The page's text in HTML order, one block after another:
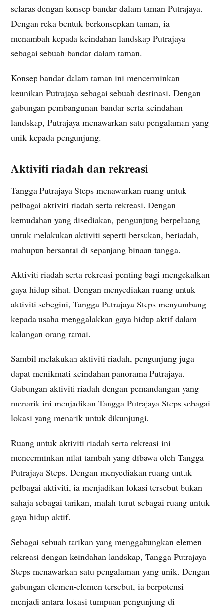
selaras dengan konsep bandar dalam taman Putrajaya.
Dengan reka bentuk berkonsepkan taman, ia
menambah kepada keindahan landskap Putrajaya
sebagai sebuah bandar dalam taman.
Konsep bandar dalam taman ini mencerminkan
keunikan Putrajaya sebagai sebuah destinasi. Dengan
gabungan pembangunan bandar serta keindahan
landskap, Putrajaya menawarkan satu pengalaman yang
unik kepada pengunjung.
Aktiviti riadah dan rekreasi
Tangga Putrajaya Steps menawarkan ruang untuk
pelbagai aktiviti riadah serta rekreasi. Dengan
kemudahan yang disediakan, pengunjung berpeluang
untuk melakukan aktiviti seperti bersukan, beriadah,
mahupun bersantai di sepanjang binaan tangga.
Aktiviti riadah serta rekreasi penting bagi mengekalkan
gaya hidup sihat. Dengan menyediakan ruang untuk
aktiviti sebegini, Tangga Putrajaya Steps menyumbang
kepada usaha menggalakkan gaya hidup aktif dalam
kalangan orang ramai.
Sambil melakukan aktiviti riadah, pengunjung juga
dapat menikmati keindahan panorama Putrajaya.
Gabungan aktiviti riadah dengan pemandangan yang
menarik ini menjadikan Tangga Putrajaya Steps sebagai
lokasi yang menarik untuk dikunjungi.
Ruang untuk aktiviti riadah serta rekreasi ini
mencerminkan nilai tambah yang dibawa oleh Tangga
Putrajaya Steps. Dengan menyediakan ruang untuk
pelbagai aktiviti, ia menjadikan lokasi tersebut bukan
sahaja sebagai tarikan, malah turut sebagai ruang untuk
gaya hidup aktif.
Sebagai sebuah tarikan yang menggabungkan elemen
rekreasi dengan keindahan landskap, Tangga Putrajaya
Steps menawarkan satu pengalaman yang unik. Dengan
gabungan elemen-elemen tersebut, ia berpotensi
menjadi antara lokasi tumpuan pengunjung di